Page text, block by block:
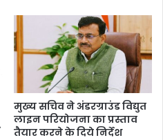
मुख्य सचिव ने अंडरग्राउंड विद्युत
लाइन परियोजना का प्रस्ताव
तैयार करने के दिये निर्देश